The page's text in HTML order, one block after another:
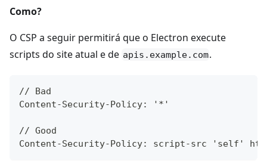
Como?
O CSP a seguir permitirá que o Electron execute
scripts do site atual e de apis.example.com.
// Bad
Content-Security-Policy: '*'
// Good
Content-Security-Policy: script-src 'self'